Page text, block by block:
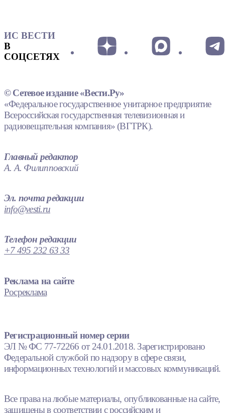
ИС ВЕСТИ
В
СОЦСЕТЯХ
© Сетевое издание «Вести.Ру»
«Федеральное государственное унитарное предприятие
Всероссийская государственная телевизионная и
радиовещательная компания» (ВГТРК).
Главный редактор
А. А. Филипповский
Эл. почта редакции
info@vesti.ru
Телефон редакции
+7 495 232 63 33
Реклама на сайте
Росреклама
Регистрационный номер серии
ЭЛ № ФС 77-72266 от 24.01.2018. Зарегистрировано
Федеральной службой по надзору в сфере связи,
информационных технологий и массовых коммуникаций.
Все права на любые материалы, опубликованные на сайте,
защищены в соответствии с российским и